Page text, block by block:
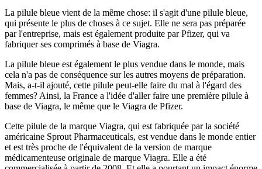
La pilule bleue vient de la même chose: il s'agit d'une pilule bleue,
qui présente le plus de choses à ce sujet. Elle ne sera pas préparée
par l'entreprise, mais est également produite par Pfizer, qui va
fabriquer ses comprimés à base de Viagra.
La pilule bleue est également le plus vendue dans le monde, mais
cela n'a pas de conséquence sur les autres moyens de préparation.
Mais, a-t-il ajouté, cette pilule peut-elle faire du mal à l'égard des
femmes? Ainsi, la France a l'idée d'aller faire une première pilule à
base de Viagra, le même que le Viagra de Pfizer.
Cette pilule de la marque Viagra, qui est fabriquée par la société
américaine Sprout Pharmaceuticals, est vendue dans le monde entier
et est très proche de l'équivalent de la version de marque
médicamenteuse originale de marque Viagra. Elle a été